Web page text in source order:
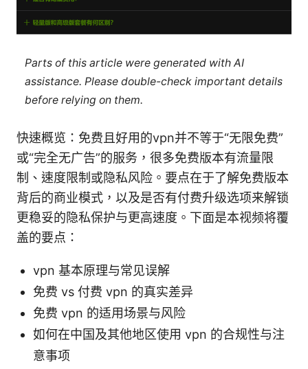
Parts of this article were generated with AI
assistance. Please double-check important details
before relying on them.
快速概览：免费且好用的vpn并不等于“无限免费”
或“完全无广告”的服务，很多免费版本有流量限
制、速度限制或隐私风险。要点在于了解免费版本
背后的商业模式，以及是否有付费升级选项来解锁
更稳妥的隐私保护与更高速度。下面是本视频将覆
盖的要点：
vpn 基本原理与常见误解
免费 vs 付费 vpn 的真实差异
免费 vpn 的适用场景与风险
如何在中国及其他地区使用 vpn 的合规性与注
意事项